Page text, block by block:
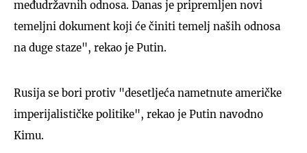
međudržavnih odnosa. Danas je pripremljen novi
temeljni dokument koji će činiti temelj naših odnosa
na duge staze", rekao je Putin.
Rusija se bori protiv "desetljeća nametnute američke
imperijalističke politike", rekao je Putin navodno
Kimu.